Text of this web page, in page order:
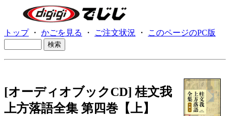
トップ・ かごを見る ・ ご注文状況 ・ このページのPC版
[オーディオブックCD] 桂文我
上方落語全集 第四巻【上】